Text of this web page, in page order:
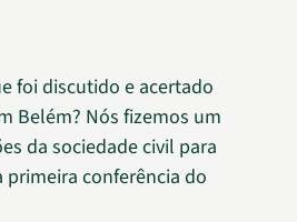
foi discutido e acertado
Belém? Nós fizemos um
da sociedade civil para
conferência do